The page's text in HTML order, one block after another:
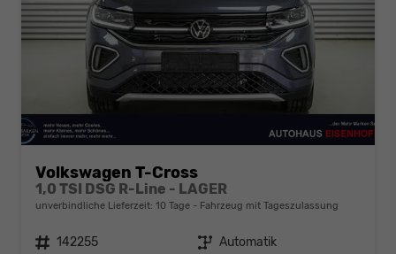
Volkswagen T-Cross
1,0 TSI DSG R-Line - LAGER
unverbindliche Lieferzeit: 10 Tage Fahrzeug mit Tageszulassung
Fahrzeugnr. 142255 Getriebe Automatik